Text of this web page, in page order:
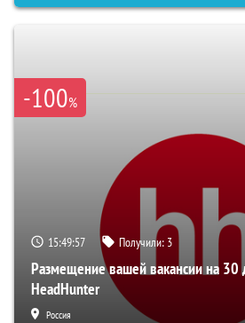
-100%
15:49:56 Получили: 3
Размещение вашей вакансии на 30
HeadHunter
Россия